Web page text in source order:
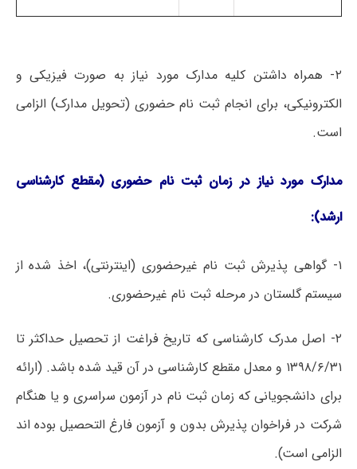
۲- همراه داشتن کلیه مدارک مورد نیاز به صورت فیزیکی و
الکترونیکی، برای انجام ثبت نام حضوری (تحویل مدارک) الزامی
است.
مدارک مورد نیاز در زمان ثبت نام حضوری (مقطع کارشناسی
ارشد):
۱- گواهی پذیرش ثبت نام غیرحضوری (اینترنتی)، اخذ شده از
سیستم گلستان در مرحله ثبت نام غیرحضوری.
۲- اصل مدرک کارشناسی که تاریخ فراغت از تحصیل حداکثر تا
۱۳۹۸/۶/۳۱ و معدل مقطع کارشناسی در آن قید شده باشد. (ارائه
برای دانشجویانی که زمان ثبت نام در آزمون سراسری و یا هنگام
شرکت در فراخوان پذیرش بدون و آزمون فارغ التحصیل بوده اند
الزامی است).